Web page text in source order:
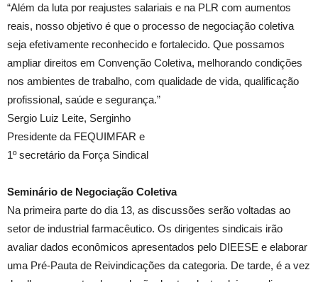
“Além da luta por reajustes salariais e na PLR com aumentos
reais, nosso objetivo é que o processo de negociação coletiva
seja efetivamente reconhecido e fortalecido. Que possamos
ampliar direitos em Convenção Coletiva, melhorando condições
nos ambientes de trabalho, com qualidade de vida, qualificação
profissional, saúde e segurança.”
Sergio Luiz Leite, Serginho
Presidente da FEQUIMFAR e
1º secretário da Força Sindical
Seminário de Negociação Coletiva
Na primeira parte do dia 13, as discussões serão voltadas ao
setor de industrial farmacêutico. Os dirigentes sindicais irão
avaliar dados econômicos apresentados pelo DIEESE e elaborar
uma Pré-Pauta de Reivindicações da categoria. De tarde, é a vez